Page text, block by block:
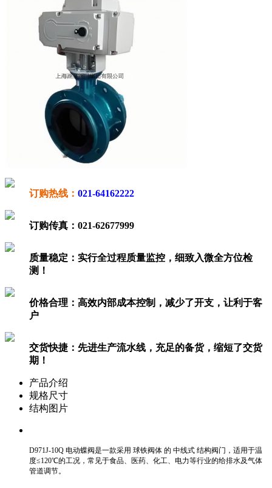
订购热线： 021-64162222
订购传真： 021-62677999
质量稳定： 实行全过程质量监控，细致入微全方位检
测！
价格合理： 高效内部成本控制，减少了开支，让利于客
户
交货快捷： 先进生产流水线，充足的备货，缩短了交货
期！
产品介绍
规格尺寸
结构图片
D971J-10Q 电动蝶阀是一款采用 球铁阀体 的 中线式 结构阀门，适用于温
度≤120℃的工况，常见于食品、医药、化工、电力等行业的给排水及气体
管道调节。 ‌